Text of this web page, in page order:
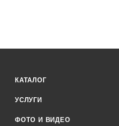
КАТАЛОГ
УСЛУГИ
ФОТО И ВИДЕО